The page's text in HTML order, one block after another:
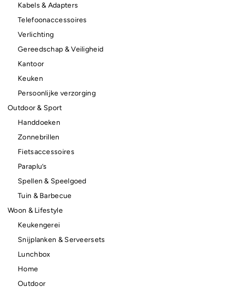
Kabels & Adapters
Telefoonaccessoires
Verlichting
Gereedschap & Veiligheid
Kantoor
Keuken
Persoonlijke verzorging
Outdoor & Sport
Handdoeken
Zonnebrillen
Fietsaccessoires
Paraplu’s
Spellen & Speelgoed
Tuin & Barbecue
Woon & Lifestyle
Keukengerei
Snijplanken & Serveersets
Lunchbox
Home
Outdoor